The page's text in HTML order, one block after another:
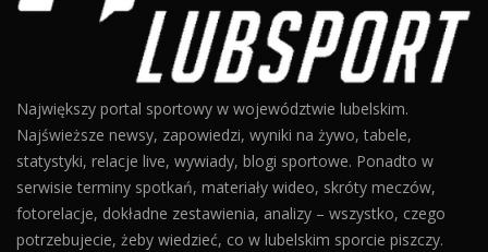
Największy portal sportowy w województwie lubelskim.
Najświeższe newsy, zapowiedzi, wyniki na żywo, tabele,
statystyki, relacje live, wywiady, blogi sportowe. Ponadto w
serwisie terminy spotkań, materiały wideo, skróty meczów,
fotorelacje, dokładne zestawienia, analizy – wszystko, czego
potrzebujecie, żeby wiedzieć, co w lubelskim sporcie piszczy.